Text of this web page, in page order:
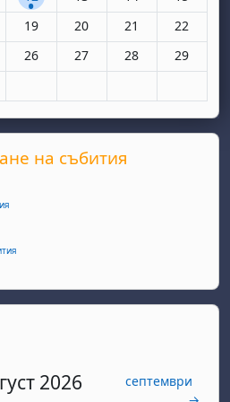
16 юни17 юни
събития, сряда, 18 юни
Няма събития, четвъртък, 19 юни
19 Няма събития, петък, 20
20 Няма събития,
21 Няма
22
23 юни
вторник, 24 юни
събития, сряда, 25 юни
Няма събития, четвъртък, 26 юни
26 Няма събития, петък, 27
27 Няма събития,
28 Няма
29
30 юни
на събития
на събития
2026
септември